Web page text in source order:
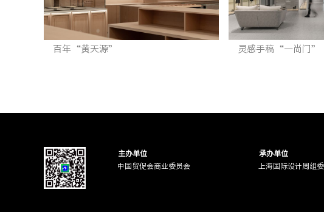
百年“黄天源” 灵感手稿“一尚门”
原舍，揽树
主办单位 承办单位
中国贸促会商业委员会
上海国际设计周组